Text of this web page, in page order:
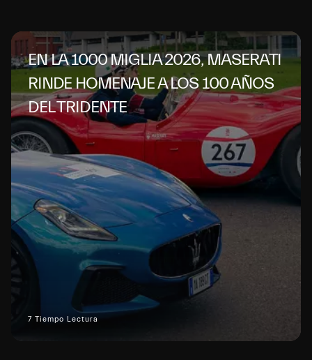
EN LA 1000 MIGLIA 2026, MASERATI
RINDE HOMENAJE A LOS 100 AÑOS
DEL TRIDENTE
7 Tiempo Lectura